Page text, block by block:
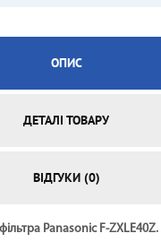
ОПИС
ДЕТАЛІ ТОВАРУ
ВІДГУКИ (0)
Panasonic F-ZXLE40Z.